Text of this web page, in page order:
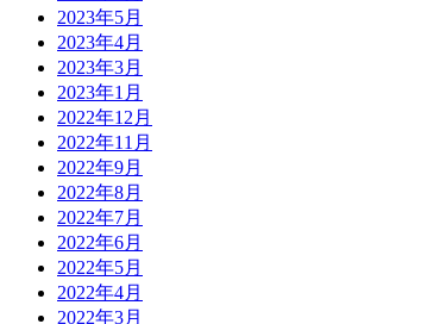
2023年5月
2023年4月
2023年3月
2023年1月
2022年12月
2022年11月
2022年9月
2022年8月
2022年7月
2022年6月
2022年5月
2022年4月
2022年3月